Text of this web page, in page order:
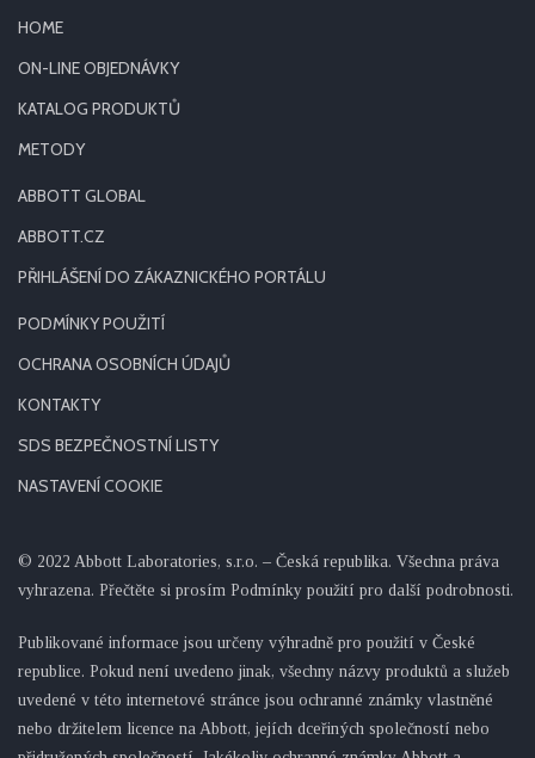
HOME
ON-LINE OBJEDNÁVKY
KATALOG PRODUKTŮ
METODY
ABBOTT GLOBAL
ABBOTT.CZ
PŘIHLÁŠENÍ DO ZÁKAZNICKÉHO PORTÁLU
PODMÍNKY POUŽITÍ
OCHRANA OSOBNÍCH ÚDAJŮ
KONTAKTY
SDS BEZPEČNOSTNÍ LISTY
NASTAVENÍ COOKIE
© 2022 Abbott Laboratories, s.r.o. – Česká republika. Všechna práva
vyhrazena. Přečtěte si prosím Podmínky použití pro další podrobnosti.
Publikované informace jsou určeny výhradně pro použití v České
republice. Pokud není uvedeno jinak, všechny názvy produktů a služeb
uvedené v této internetové stránce jsou ochranné známky vlastněné
nebo držitelem licence na Abbott, jejích dceřiných společností nebo